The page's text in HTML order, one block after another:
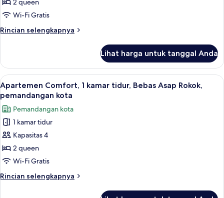
2
Tempat
Tidur
Queen,
Asap
Rokok,
pemandangan
laut
2 queen
Wi-Fi Gratis
Rincian selengkapnya
Rincian
Apartemen
Comfort,
2
Tempat
Tidur
Queen,
Bebas
Asap
Rokok,
pemandangan
Lihat harga untuk tanggal Anda
Lihat
semua
foto
untuk
Apartemen
Comfort,
1
kamar
tidur,
Bebas
Apartemen Comfort, 1 kamar tidur,
14
Apartemen Comfort, 1 kamar tidur, Bebas Asap Rokok,
pemandangan kota
Pemandangan kota
1 kamar tidur
Kapasitas 4
2 queen
Wi-Fi Gratis
Rincian selengkapnya
Rincian